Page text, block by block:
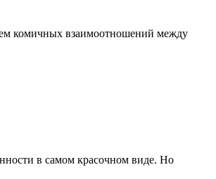
комичных взаимоотношений между
в самом красочном виде. Но